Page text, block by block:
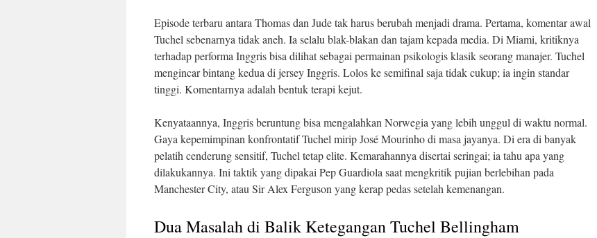
Episode terbaru antara Thomas dan Jude tak harus berubah menjadi drama. Pertama, komentar awal
Tuchel sebenarnya tidak aneh. Ia selalu blak-blakan dan tajam kepada media. Di Miami, kritiknya
terhadap performa Inggris bisa dilihat sebagai permainan psikologis klasik seorang manajer. Tuchel
mengincar bintang kedua di jersey Inggris. Lolos ke semifinal saja tidak cukup; ia ingin standar
tinggi. Komentarnya adalah bentuk terapi kejut.
Kenyataannya, Inggris beruntung bisa mengalahkan Norwegia yang lebih unggul di waktu normal.
Gaya kepemimpinan konfrontatif Tuchel mirip José Mourinho di masa jayanya. Di era di banyak
pelatih cenderung sensitif, Tuchel tetap elite. Kemarahannya disertai seringai; ia tahu apa yang
dilakukannya. Ini taktik yang dipakai Pep Guardiola saat mengkritik pujian berlebihan pada
Manchester City, atau Sir Alex Ferguson yang kerap pedas setelah kemenangan.
Dua Masalah di Balik Ketegangan Tuchel Bellingham